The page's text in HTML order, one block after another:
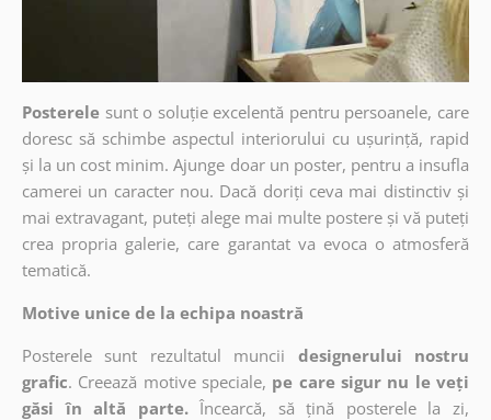
Posterele sunt o soluție excelentă pentru persoanele, care
doresc să schimbe aspectul interiorului cu ușurință, rapid
și la un cost minim. Ajunge doar un poster, pentru a insufla
camerei un caracter nou. Dacă doriți ceva mai distinctiv și
mai extravagant, puteți alege mai multe postere și vă puteți
crea propria galerie, care garantat va evoca o atmosferă
tematică.
Motive unice de la echipa noastră
Posterele sunt rezultatul muncii
designerului nostru
grafic. Creează motive speciale, pe care sigur nu le veți
găsi în altă parte. Încearcă, să țină posterele la zi,